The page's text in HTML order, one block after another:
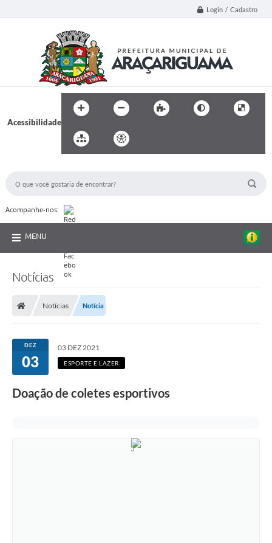
Login / Cadastro
Acessibilidade
Acompanhe-nos:
MENU
Notícias
Notícias Notícia
DEZ
03
03 DEZ 2021
ESPORTE E LAZER
Doação de coletes esportivos